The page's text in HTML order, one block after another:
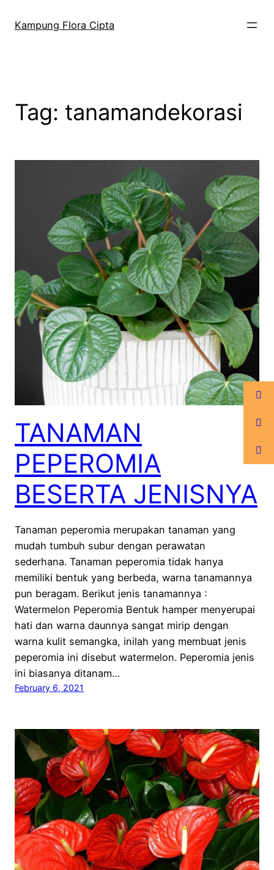
Kampung Flora Cipta
Tag: tanamandekorasi
TANAMAN
PEPEROMIA
BESERTA JENISNYA
Tanaman peperomia merupakan tanaman yang
mudah tumbuh subur dengan perawatan
sederhana. Tanaman peperomia tidak hanya
memiliki bentuk yang berbeda, warna tanamannya
pun beragam. Berikut jenis tanamannya :
Watermelon Peperomia Bentuk hamper menyerupai
hati dan warna daunnya sangat mirip dengan
warna kulit semangka, inilah yang membuat jenis
peperomia ini disebut watermelon. Peperomia jenis
ini biasanya ditanam…
February 6, 2021